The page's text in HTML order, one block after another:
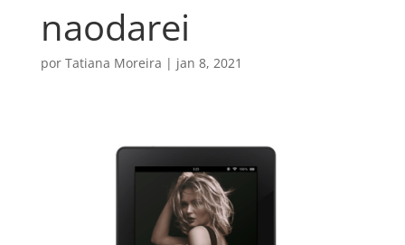
naodarei
por Tatiana Moreira | jan 8, 2021